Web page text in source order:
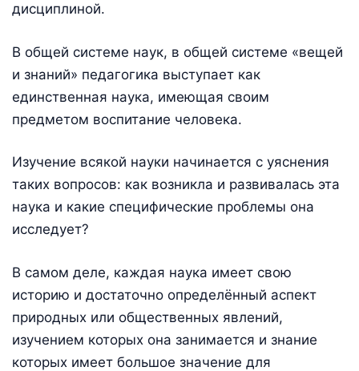
дисциплиной.
В общей системе наук, в общей системе «вещей
и знаний» педагогика выступает как
единственная наука, имеющая своим
предметом воспитание человека.
Изучение всякой науки начинается с уяснения
таких вопросов: как возникла и развивалась эта
наука и какие специфические проблемы она
исследует?
В самом деле, каждая наука имеет свою
историю и достаточно определённый аспект
природных или общественных явлений,
изучением которых она занимается и знание
которых имеет большое значение для